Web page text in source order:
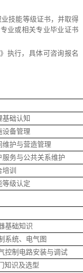
技能等级证书，并取得
业或相关专业毕业证书
执行，具体可咨询报名
基础认知
设备管理
维护与营造管理
服务与公共关系维护
训
等级认定
基础知识
系统、电气图
控制电路安装与调试
知识及选型